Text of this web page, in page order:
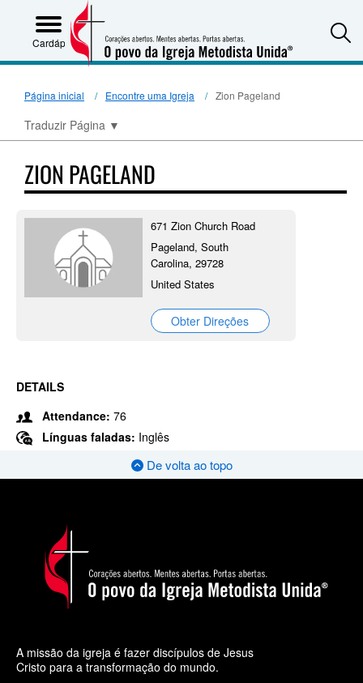
Cardápio
Página inicial Encontre uma Igreja Zion Pageland
Traduzir Página ▼
ZION PAGELAND
671 Zion Church Road
Pageland, South
Carolina, 29728
United States
Obter Direções
DETAILS
Attendance: 76
Línguas faladas: Inglês
De volta ao topo
A missão da igreja é fazer discípulos de Jesus
Cristo para a transformação do mundo.